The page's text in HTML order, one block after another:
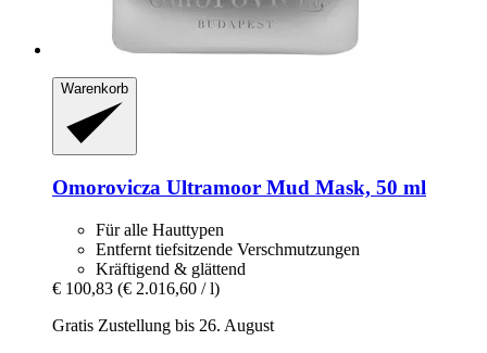
Warenkorb
Omorovicza Ultramoor Mud Mask, 50 ml
Für alle Hauttypen
Entfernt tiefsitzende Verschmutzungen
Kräftigend & glättend
€ 100,83 (€ 2.016,60 / l)
Gratis Zustellung bis 26. August